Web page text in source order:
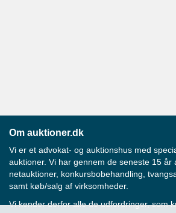
Om auktioner.dk
Vi er et advokat- og auktionshus med
auktioner. Vi har gennem de seneste 15 år
netauktioner, konkursbobehandling,
samt køb/salg af virksomheder.
Vi kender derfor alle de udfordringer, som